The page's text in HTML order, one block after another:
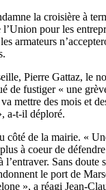
la croisière à
pour les
armateurs
Pierre Gattaz, le
de fustiger « une
mettre des mois et
a-t-il déploré.
côté de la mairie. «
à coeur de
l’entraver. Sans doute
le port de
», a réagi Jean-